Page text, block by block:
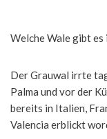
Welche Wale gibt es
Der Grauwal irrte
Palma und vor der
bereits in Italien,
Valencia erblickt